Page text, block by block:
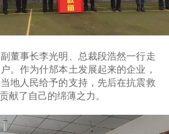
董事长李光明、总裁段浩然一行走
。作为什邡本土发展起来的企业，
地人民给予的支持，先后在抗震救
献了自己的绵薄之力。